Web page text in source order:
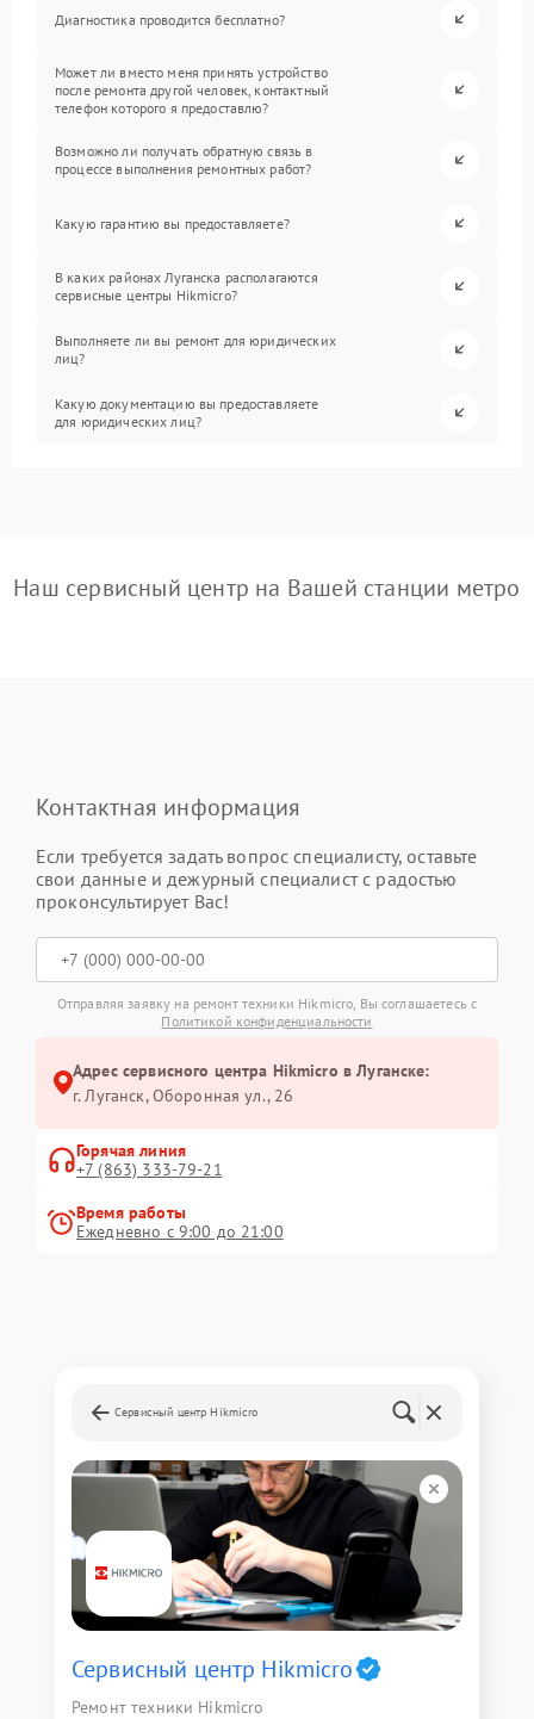
Диагностика проводится бесплатно?
Может ли вместо меня принять устройство
после ремонта другой человек, контактный
телефон которого я предоставлю?
Возможно ли получать обратную связь в
процессе выполнения ремонтных работ?
Какую гарантию вы предоставляете?
В каких районах Луганска располагаются
сервисные центры Hikmicro?
Выполняете ли вы ремонт для юридических
лиц?
Какую документацию вы предоставляете
для юридических лиц?
Наш сервисный центр на Вашей станции метро
Контактная информация
Если требуется задать вопрос специалисту, оставьте
свои данные и дежурный специалист с радостью
проконсультирует Вас!
Отправляя заявку на ремонт техники Hikmicro, Вы соглашаетесь с
Политикой конфиденциальности
Адрес сервисного центра Hikmicro в Луганске:
г. Луганск, Оборонная ул., 26
Горячая линия
+7 (863) 333-79-21
Время работы
Ежедневно с 9:00 до 21:00
Сервисный центр Hikmicro
Сервисный центр Hikmicro
Ремонт техники Hikmicro